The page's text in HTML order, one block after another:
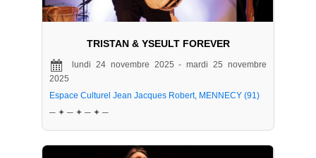
TRISTAN & YSEULT FOREVER
lundi 24 novembre 2025 - mardi 25 novembre
2025
Espace Culturel Jean Jacques Robert, MENNECY (91)
─ ✦ ─ ✦ ─ ✦ ─